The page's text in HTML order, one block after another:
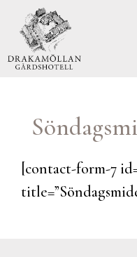
Hoppa
innehåll
[contact-form-7